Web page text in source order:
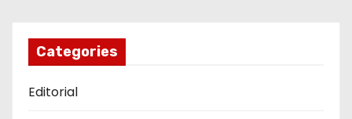
Categories
Editorial